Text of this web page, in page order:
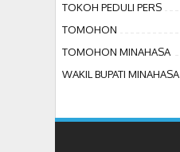
TOKOH PEDULI PERS
TOMOHON
TOMOHON MINAHASA
WAKIL BUPATI MINAHASA